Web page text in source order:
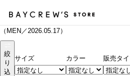
（MEN／2026.05.17）
絞
り
込
サイズ カラー 販売タ